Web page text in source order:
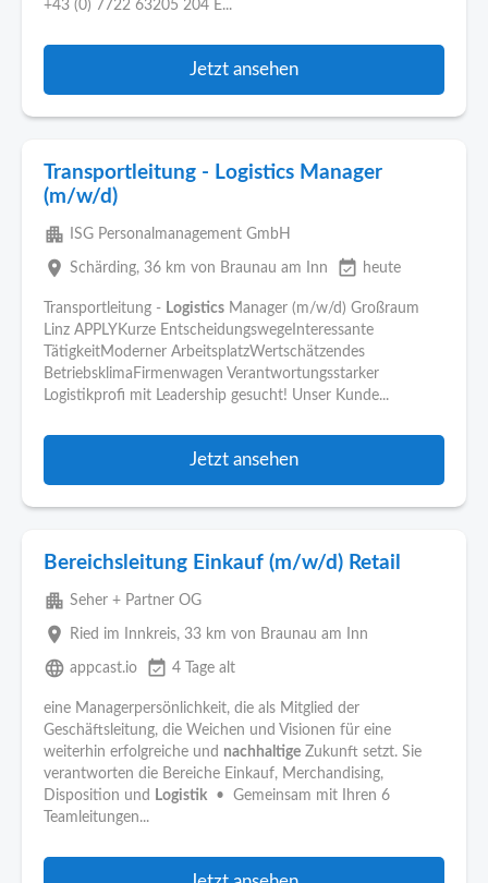
+43 (0) 7722 63205 204 E...
Jetzt ansehen
Transportleitung - Logistics Manager
(m/w/d)
apartment ISG Personalmanagement GmbH
place Schärding, 36 km von Braunau am Inn event_available heute
Transportleitung - Logistics Manager (m/w/d) Großraum
Linz APPLYKurze EntscheidungswegeInteressante
TätigkeitModerner ArbeitsplatzWertschätzendes
BetriebsklimaFirmenwagen Verantwortungsstarker
Logistikprofi mit Leadership gesucht! Unser Kunde...
Jetzt ansehen
Bereichsleitung Einkauf (m/w/d) Retail
apartment Seher + Partner OG
place Ried im Innkreis, 33 km von Braunau am Inn
language appcast.io event_available 4 Tage alt
eine Managerpersönlichkeit, die als Mitglied der
Geschäftsleitung, die Weichen und Visionen für eine
weiterhin erfolgreiche und nachhaltige Zukunft setzt. Sie
verantworten die Bereiche Einkauf, Merchandising,
Disposition und
Logistik • Gemeinsam mit Ihren 6
Teamleitungen...